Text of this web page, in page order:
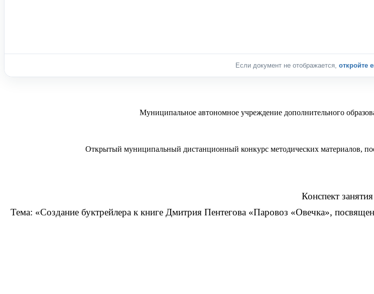
Если документ не отображается, откройте
Муниципальное автономное учреждение дополнительного
Открытый муниципальный дистанционный конкурс методических материалов,
Конспект занятия
Тема: «Создание буктрейлера к книге Дмитрия Пентегова «Паровоз «Овечка»,